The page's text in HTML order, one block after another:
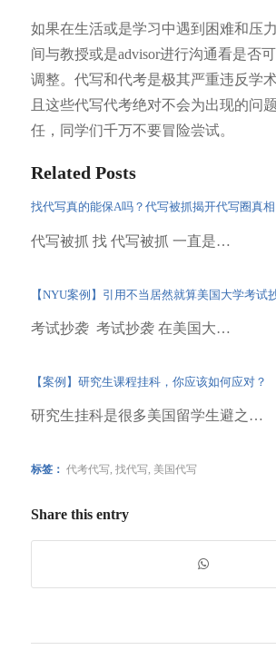
如果在生活或是学习中遇到困难和压
间与教授或是advisor进行沟通看是否
调整。代写和代考是极其严重违反学
且这些代写代考绝对不会为出现的问
任，同学们千万不要冒险尝试。
Related Posts
找代写真的能保A吗？代写被抓揭开代写圈真相
代写被抓 找 代写被抓 一直是…
【NYU案例】引用不当居然就算美国大学考试
考试抄袭 考试抄袭 在美国大…
【案例】研究生课程挂科，你应该如何应对？
研究生挂科是很多美国留学生避之…
标签： 代考代写, 找代写, 美国代写
Share this entry